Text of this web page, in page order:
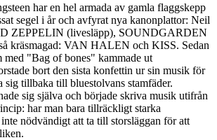
har en hel armada av gamla flaggskepp
segel i år och avfyrat nya kanonplattor: Neil
ZEPPELIN (livesläpp), SOUNDGARDEN
kräsmagad: VAN HALEN och KISS. Sedan
"Bag of bones" kammade ut
bort den sista konfettin ur sin musik för
sig tillbaka till bluestolvans stamfäder.
sig själva och började skriva musik utifrån
har man bara tillräckligt starka
nödvändigt att ta till storsläggan för att